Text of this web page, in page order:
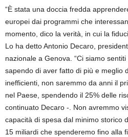
“È stata una doccia fredda
europei dai programmi che
momento, dico la verità, in cui la
Lo ha detto Antonio Decaro,
nazionale a Genova. “Ci siamo
sapendo di aver fatto di più e meglio
inefficienti, non saremmo da anni il
nel Paese, spendendo il 25% delle
continuato Decaro -. Non avremmo
capacità di spesa dal minimo storico
15 miliardi che spenderemo fino alla